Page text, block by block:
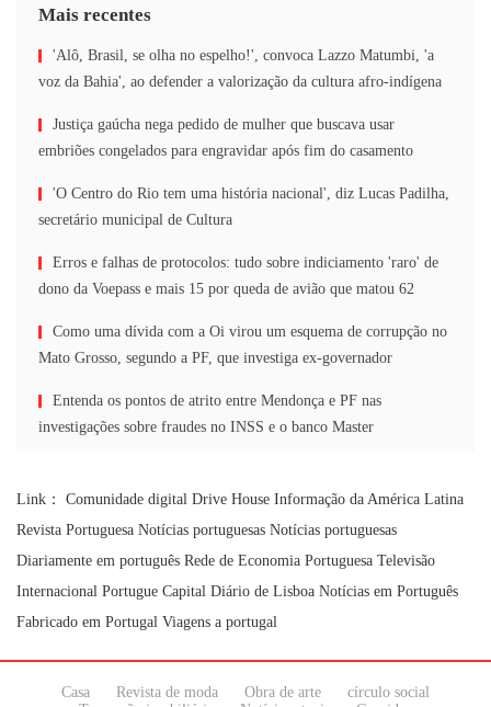
Mais recentes
'Alô, Brasil, se olha no espelho!', convoca Lazzo Matumbi, 'a
voz da Bahia', ao defender a valorização da cultura afro-indígena
Justiça gaúcha nega pedido de mulher que buscava usar
embriões congelados para engravidar após fim do casamento
'O Centro do Rio tem uma história nacional', diz Lucas Padilha,
secretário municipal de Cultura
Erros e falhas de protocolos: tudo sobre indiciamento 'raro' de
dono da Voepass e mais 15 por queda de avião que matou 62
Como uma dívida com a Oi virou um esquema de corrupção no
Mato Grosso, segundo a PF, que investiga ex-governador
Entenda os pontos de atrito entre Mendonça e PF nas
investigações sobre fraudes no INSS e o banco Master
Link： Comunidade digital Drive House Informação da América Latina
Revista Portuguesa Notícias portuguesas Notícias portuguesas
Diariamente em português Rede de Economia Portuguesa Televisão
Internacional Portugue Capital Diário de Lisboa Notícias em Português
Fabricado em Portugal Viagens a portugal
Casa Revista de moda Obra de arte
círculo social